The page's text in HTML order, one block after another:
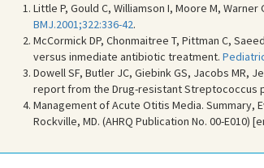
Little P, Gould C, Williamson I, Moore M,
BMJ.2001;322:336-42.
McCormick DP, Chonmaitree T, Pittman C,
versus inmediate antibiotic treatment.
Dowell SF, Butler JC, Giebink GS, Jacobs MR,
report from the Drug-resistant Streptococcus
Management of Acute Otitis Media. Summary,
Rockville, MD. (AHRQ Publication No. 00-E010)